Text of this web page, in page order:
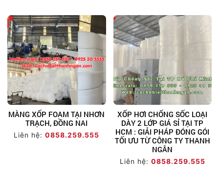
MÀNG XỐP FOAM TẠI NHƠN
TRẠCH, ĐỒNG NAI
Liên hệ:0858.259.555
XỐP HƠI CHỐNG SỐC LOẠI
DÀY 2 LỚP GIÁ SỈ TẠI TP
HCM : GIẢI PHÁP ĐÓNG GÓI
TỐI ƯU TỪ CÔNG TY THANH
NGÂN
Liên hệ: 0858.259.555